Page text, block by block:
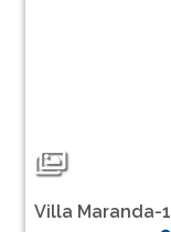
Villa Maranda-1